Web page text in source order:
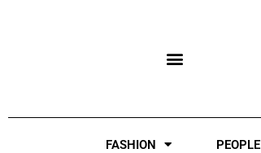
FASHION PEOPLE